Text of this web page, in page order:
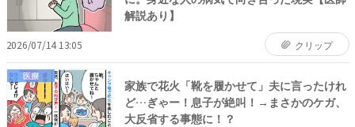
解説あり】
2026/07/14 13:05 クリップ
医療
家族で花火「靴を履かせて」夫に言ったけれ
ど…ぎゃー！息子が絶叫！→まさかのケガ、
大反省する事態に！？